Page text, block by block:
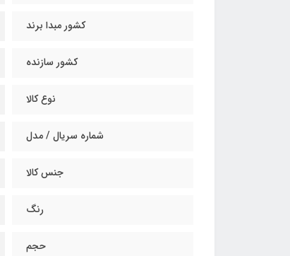
کشور مبدا برند
کشور سازنده
نوع کالا
شماره سریال / مدل
جنس کالا
رنگ
حجم